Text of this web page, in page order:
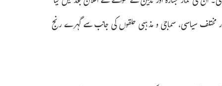
مختلف سیاسی، سماجی و مذہبی حلقوں کی جانب سے گہرے رنج